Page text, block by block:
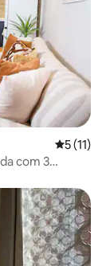
5 (11)
com 3